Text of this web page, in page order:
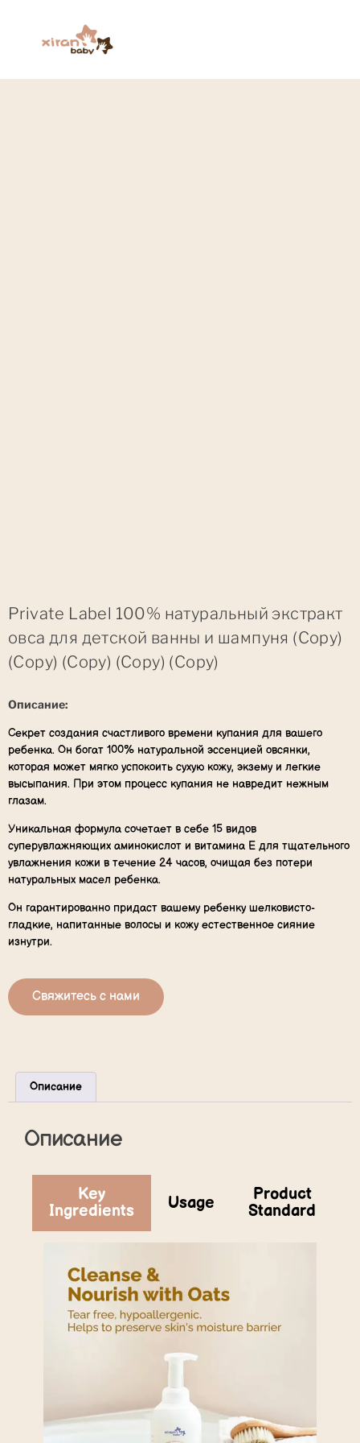
Private Label 100% натуральный экстракт
овса для детской ванны и шампуня (Copy)
(Copy) (Copy) (Copy) (Copy)
Описание:
Секрет создания счастливого времени купания для вашего
ребенка. Он богат 100% натуральной эссенцией овсянки,
которая может мягко успокоить сухую кожу, экзему и легкие
высыпания. При этом процесс купания не навредит нежным
глазам.
Уникальная формула сочетает в себе 15 видов
суперувлажняющих аминокислот и витамина Е для тщательного
увлажнения кожи в течение 24 часов, очищая без потери
натуральных масел ребенка.
Он гарантированно придаст вашему ребенку шелковисто-
гладкие, напитанные волосы и кожу естественное сияние
изнутри.
Свяжитесь с нами
Описание
Описание
Key
Ingredients
Usage
Product
Standard